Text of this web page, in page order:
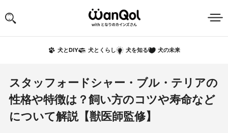
犬とDIY 犬とくらし 犬を知る 犬の未来
スタッフォードシャー・ブル・テリアの
性格や特徴は？飼い方のコツや寿命など
について解説【獣医師監修】